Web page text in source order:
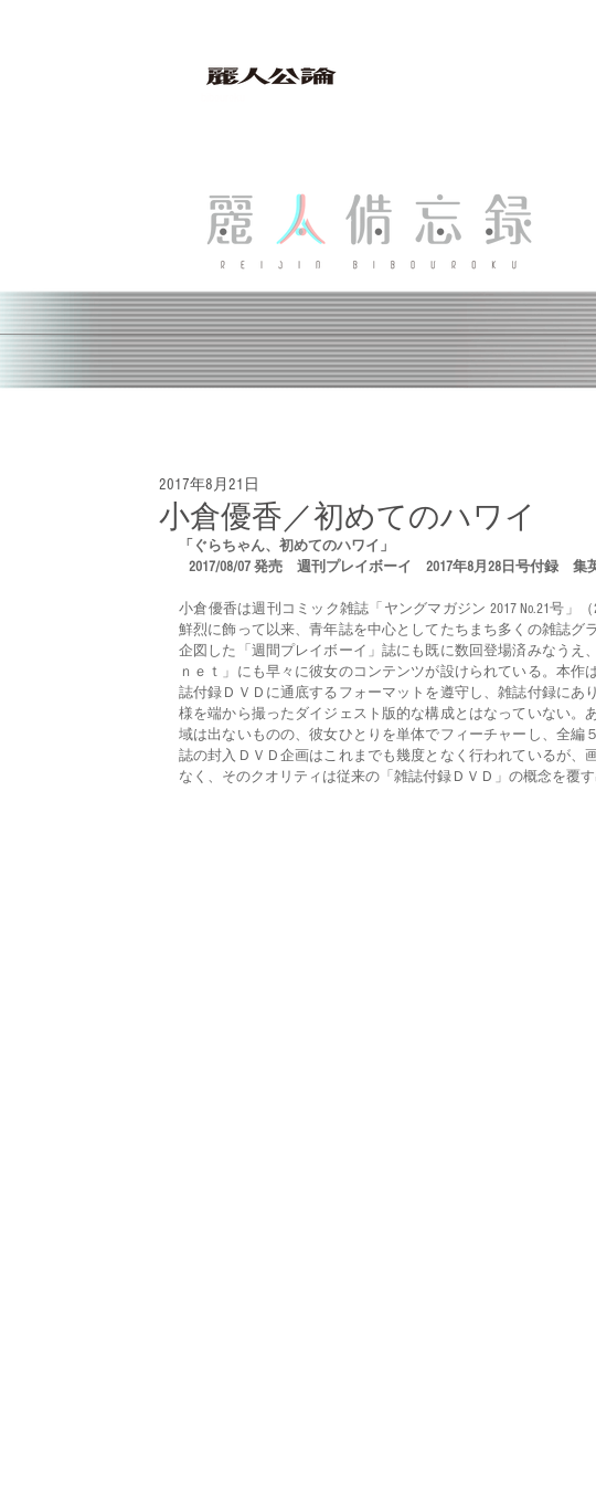
小倉優香／初めてのハワイ
2017年8月21日
「ぐらちゃん、初めてのハワイ」
2017/08/07 発売　週刊プレイボーイ　2017年8月28日号付録　集
小倉優香は週刊コミック雑誌「ヤングマガジン 2017 No.21号」
鮮烈に飾って以来、青年誌を中心としてたちまち多くの雑誌グ
企図した「週間プレイボーイ」誌にも既に数回登場済みなうえ
ｎｅｔ」にも早々に彼女のコンテンツが設けられている。本作
誌付録ＤＶＤに通底するフォーマットを遵守し、雑誌付録にあ
様を端から撮ったダイジェスト版的な構成とはなっていない。
域は出ないものの、彼女ひとりを単体でフィーチャーし、全編
誌の封入ＤＶＤ企画はこれまでも幾度となく行われているが、
なく、そのクオリティは従来の「雑誌付録ＤＶＤ」の概念を覆す